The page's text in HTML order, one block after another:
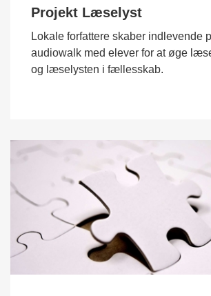
Projekt Læselyst
Lokale forfattere skaber indlevende
audiowalk med elever for at øge
og læselysten i fællesskab.